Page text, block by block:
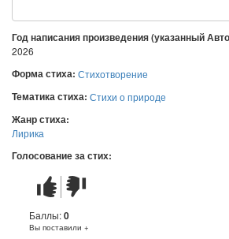
Год написания произведения (указанный
2026
Форма стиха: Стихотворение
Тематика стиха: Стихи о природе
Жанр стиха:
Лирика
Голосование за стих:
Стих
понравился
Стих
не
понравился
Баллы:0
Вы поставили +